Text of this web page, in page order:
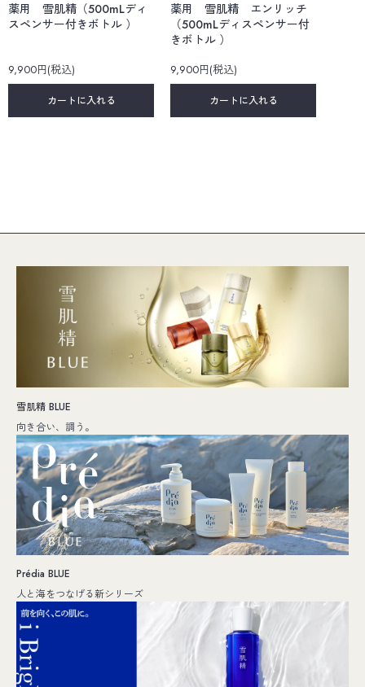
薬用 雪肌精（500mLディ
スペンサー付きボトル ）
9,900円(税込)
カートに入れる
薬用 雪肌精 エンリッチ
（500mLディスペンサー付
きボトル ）
9,900円(税込)
カートに入れる
雪肌精 BLUE
向き合い、調う。
Prédia BLUE
人と海をつなげる新シリーズ